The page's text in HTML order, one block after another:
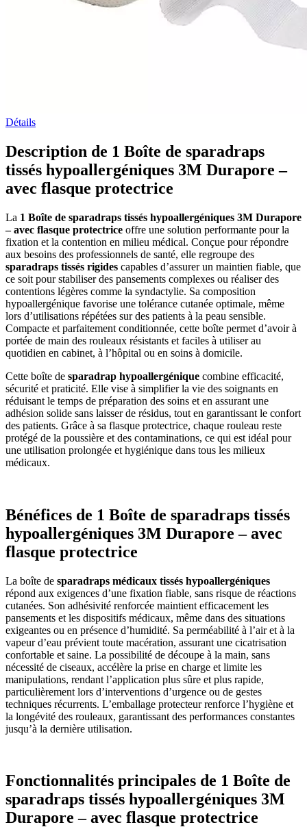
Détails
Description de 1 Boîte de sparadraps
tissés hypoallergéniques 3M Durapore –
avec flasque protectrice
La 1 Boîte de sparadraps tissés hypoallergéniques 3M Durapore
– avec flasque protectrice offre une solution performante pour la
fixation et la contention en milieu médical. Conçue pour répondre
aux besoins des professionnels de santé, elle regroupe des
sparadraps tissés rigides capables d’assurer un maintien fiable, que
ce soit pour stabiliser des pansements complexes ou réaliser des
contentions légères comme la syndactylie. Sa composition
hypoallergénique favorise une tolérance cutanée optimale, même
lors d’utilisations répétées sur des patients à la peau sensible.
Compacte et parfaitement conditionnée, cette boîte permet d’avoir à
portée de main des rouleaux résistants et faciles à utiliser au
quotidien en cabinet, à l’hôpital ou en soins à domicile.
Cette boîte de sparadrap hypoallergénique combine efficacité,
sécurité et praticité. Elle vise à simplifier la vie des soignants en
réduisant le temps de préparation des soins et en assurant une
adhésion solide sans laisser de résidus, tout en garantissant le confort
des patients. Grâce à sa flasque protectrice, chaque rouleau reste
protégé de la poussière et des contaminations, ce qui est idéal pour
une utilisation prolongée et hygiénique dans tous les milieux
médicaux.
Bénéfices de 1 Boîte de sparadraps tissés
hypoallergéniques 3M Durapore – avec
flasque protectrice
La boîte de sparadraps médicaux tissés hypoallergéniques
répond aux exigences d’une fixation fiable, sans risque de réactions
cutanées. Son adhésivité renforcée maintient efficacement les
pansements et les dispositifs médicaux, même dans des situations
exigeantes ou en présence d’humidité. Sa perméabilité à l’air et à la
vapeur d’eau prévient toute macération, assurant une cicatrisation
confortable et saine. La possibilité de découpe à la main, sans
nécessité de ciseaux, accélère la prise en charge et limite les
manipulations, rendant l’application plus sûre et plus rapide,
particulièrement lors d’interventions d’urgence ou de gestes
techniques récurrents. L’emballage protecteur renforce l’hygiène et
la longévité des rouleaux, garantissant des performances constantes
jusqu’à la dernière utilisation.
Fonctionnalités principales de 1 Boîte de
sparadraps tissés hypoallergéniques 3M
Durapore – avec flasque protectrice